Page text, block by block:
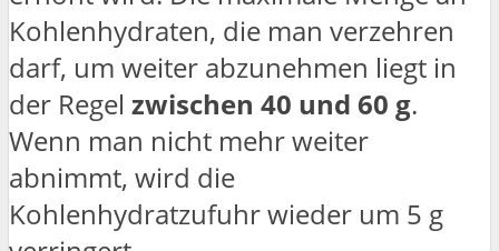
Kohlenhydraten, die man verzehren
darf, um weiter abzunehmen liegt in
der Regel zwischen 40 und 60 g.
Wenn man nicht mehr weiter
abnimmt, wird die
Kohlenhydratzufuhr wieder um 5 g